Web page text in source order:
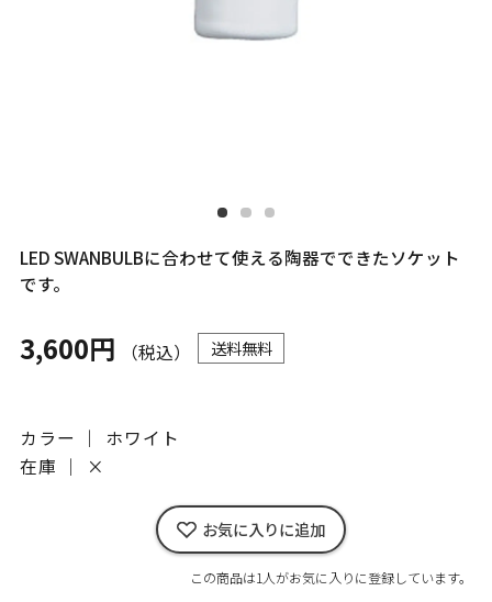
LED SWANBULBに合わせて使える陶器でできたソケット
です。
3,600円 （税込） 送料無料
カラー ｜ ホワイト
在庫 ｜
×
お気に入りに追加
この商品は1人がお気に入りに登録しています。